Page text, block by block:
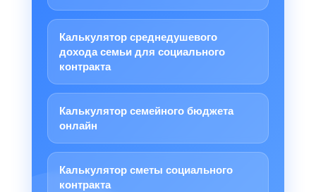
Калькулятор среднедушевого
дохода семьи для социального
контракта
Калькулятор семейного бюджета
онлайн
Калькулятор сметы социального
контракта